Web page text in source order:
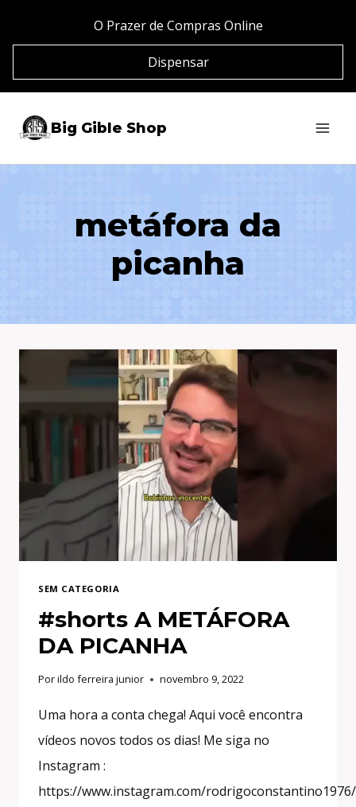
Conteúdo
O Prazer de Compras Online
Dispensar
Big Gible Shop
metáfora da
picanha
SEM CATEGORIA
#shorts A METÁFORA
DA PICANHA
Porildo ferreira junior novembro 9, 2022
Uma hora a conta chega! Aqui você encontra
vídeos novos todos os dias! Me siga no
Instagram :
https://www.instagram.com/rodrigoconstantino1976/